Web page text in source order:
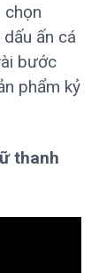
chọn
ấn cá
bước
phẩm kỷ
thanh